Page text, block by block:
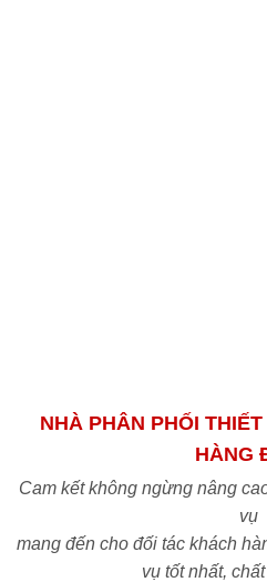
NHÀ PHÂN PHỐI
HÀNG
Cam kết không ngừng nâng
vụ
mang đến cho đối tác khách
vụ tốt nhất,